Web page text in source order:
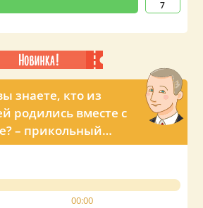
7
знаете, кто из
родились вместе с
– прикольный
поздравлением
00:00